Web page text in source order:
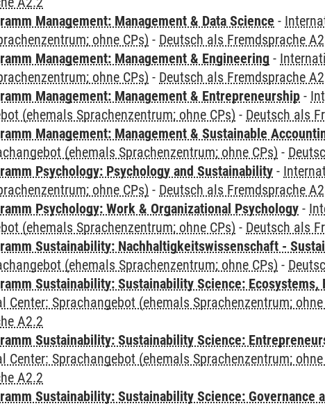
Management: Management & Data Science -
ohne CPs) - Deutsch als Fremdsprache
Management: Management & Engineering -
ohne CPs) - Deutsch als Fremdsprache
Management: Management & Entrepreneurship -
(ehemals Sprachenzentrum; ohne CPs) - Deutsch als
Management: Management & Sustainable
(ehemals Sprachenzentrum; ohne CPs) -
Psychology: Psychology and Sustainability -
ohne CPs) - Deutsch als Fremdsprache
Psychology: Work & Organizational Psychology -
(ehemals Sprachenzentrum; ohne CPs) - Deutsch als
Sustainability: Nachhaltigkeitswissenschaft -
(ehemals Sprachenzentrum; ohne CPs) -
Sustainability: Sustainability Science:
Center: Sprachangebot (ehemals Sprachenzentrum; ohne
A2.2
Sustainability: Sustainability Science:
Center: Sprachangebot (ehemals Sprachenzentrum; ohne
A2.2
Sustainability: Sustainability Science: Governance